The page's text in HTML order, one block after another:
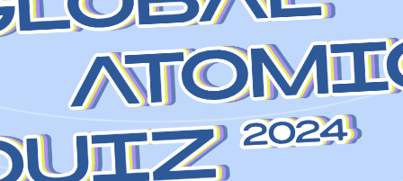
Global Atomic
мы напомним тебе о старте
ОТПРАВИТЬ НАПОМИНАНИЕ
ДА НЕТ